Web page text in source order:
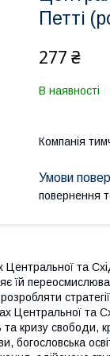
Петті
277 ₴
В наявності
Компанія
повернення
Центральної та
розробляти
Центральної
та кризу
богословська